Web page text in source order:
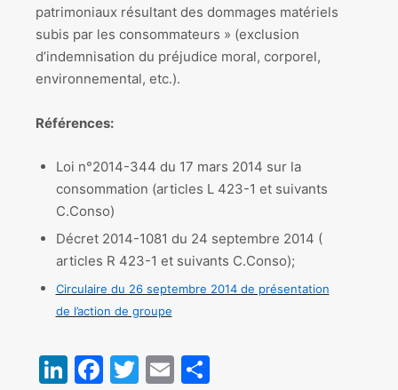
patrimoniaux résultant des dommages matériels
subis par les consommateurs » (exclusion
d’indemnisation du préjudice moral, corporel,
environnemental, etc.).
Références:
Loi n°2014-344 du 17 mars 2014 sur la
consommation (articles L 423-1 et suivants
C.Conso)
Décret 2014-1081 du 24 septembre 2014 (
articles R 423-1 et suivants C.Conso);
Circulaire du 26 septembre 2014 de présentation
de l’action de groupe​
LinkedIn
Facebook
Twitter
Email